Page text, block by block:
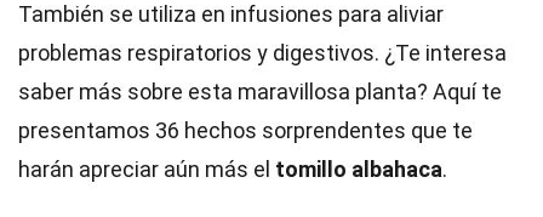
También se utiliza en infusiones para aliviar
problemas respiratorios y digestivos. ¿Te interesa
saber más sobre esta maravillosa planta? Aquí te
presentamos 36 hechos sorprendentes que te
harán apreciar aún más el tomillo albahaca.